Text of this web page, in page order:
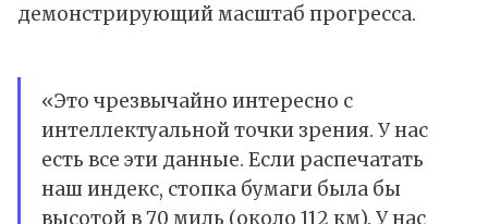
демонстрирующий масштаб прогресса.
«Это чрезвычайно интересно с
интеллектуальной точки зрения. У нас
есть все эти данные. Если распечатать
наш индекс, стопка бумаги была бы
высотой в 70 миль (около 112 км). У нас